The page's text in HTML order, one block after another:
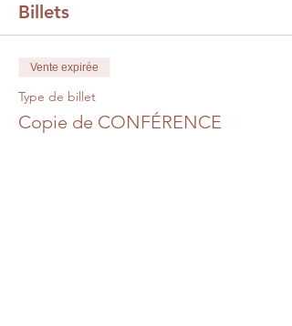
Billets
Vente expirée
Type de billet
Copie de CONFÉRENCE